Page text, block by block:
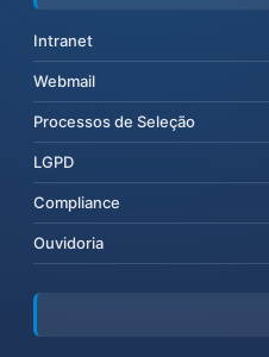
Intranet
Webmail
Processos de Seleção
LGPD
Compliance
Ouvidoria